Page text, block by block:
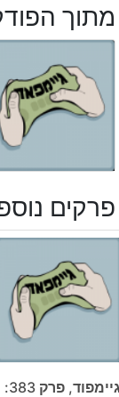
מתוך
פרקים
גיימפוד, פרק 383: